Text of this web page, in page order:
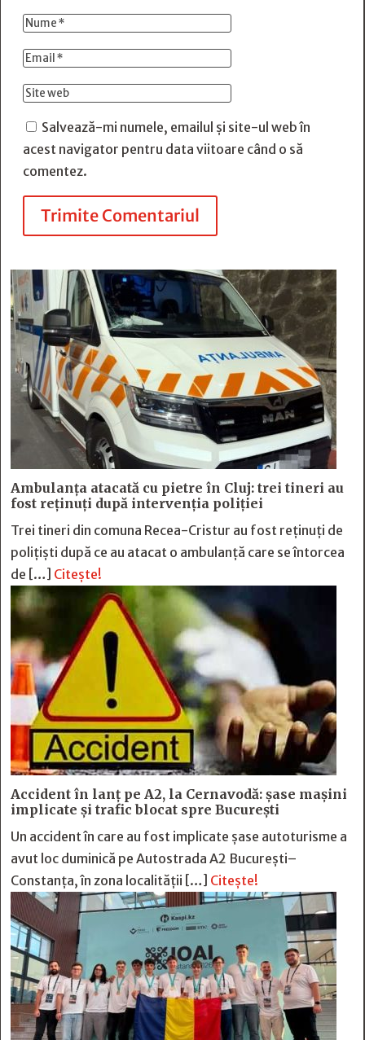
Salvează-mi numele, emailul și site-ul web în
acest navigator pentru data viitoare când o să
comentez.
Trimite Comentariul
Ambulanța atacată cu pietre în Cluj: trei tineri au
fost reținuți după intervenția poliției
Trei tineri din comuna Recea-Cristur au fost reținuți de
polițiști după ce au atacat o ambulanță care se întorcea
de […] Citește!
Accident în lanț pe A2, la Cernavodă: șase mașini
implicate și trafic blocat spre București
Un accident în care au fost implicate șase autoturisme a
avut loc duminică pe Autostrada A2 București–
Constanța, în zona localității […] Citește!